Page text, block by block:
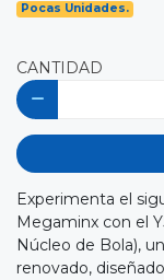
Pocas Unidades.
CANTIDAD
Experimenta el
Megaminx con el
Núcleo de Bola),
renovado,